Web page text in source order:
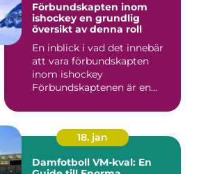
Förbundskapten inom
ishockey en grundlig
översikt av denna roll
En inblick i vad det innebär
att vara förbundskapten
inom ishockey
Förbundskaptenen är en
18. jan
Damfotboll VM-kval: En